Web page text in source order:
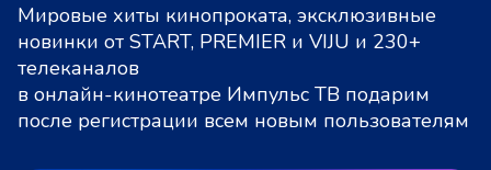
Мировые хиты кинопроката, эксклюзивные
новинки от START, PREMIER и VIJU и 230+
телеканалов
в онлайн-кинотеатре Импульс ТВ подарим
после регистрации всем новым пользователям